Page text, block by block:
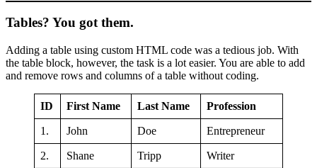
Tables? You got them.
Adding a table using custom HTML code was a tedious job. With
the table block, however, the task is a lot easier. You are able to add
and remove rows and columns of a table without coding.
ID First Name Last Name Profession
1. John Doe Entrepreneur
2. Shane Tripp Writer